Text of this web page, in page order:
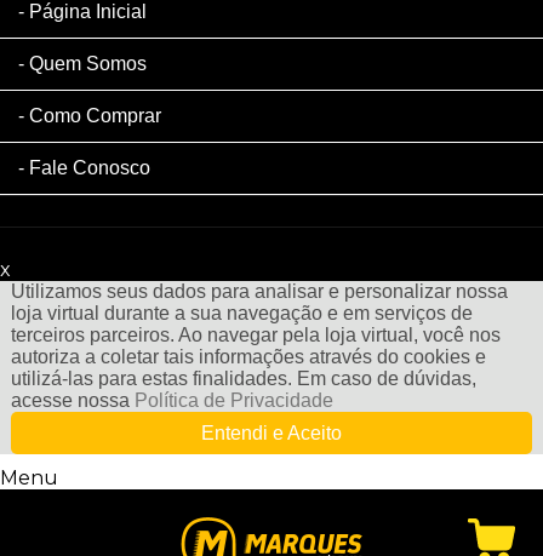
Página Inicial
Quem Somos
Como Comprar
Fale Conosco
x
Utilizamos seus dados para analisar e personalizar nossa
loja virtual durante a sua navegação e em serviços de
terceiros parceiros. Ao navegar pela loja virtual, você nos
autoriza a coletar tais informações através do cookies e
utilizá-las para estas finalidades. Em caso de dúvidas,
acesse nossa Política de Privacidade
Entendi e Aceito
Menu